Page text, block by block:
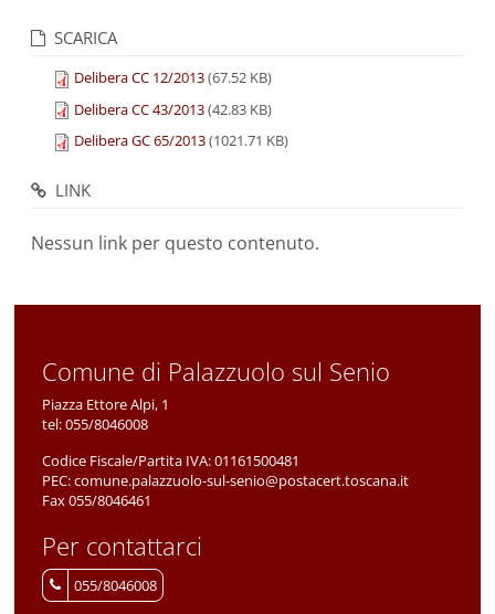
SCARICA
Delibera CC 12/2013(67.52 KB)
Delibera CC 43/2013(42.83 KB)
Delibera GC 65/2013(1021.71 KB)
LINK
Nessun link per questo contenuto.
Comune di Palazzuolo sul Senio
Piazza Ettore Alpi, 1
tel:055/8046008
Codice Fiscale/Partita IVA:01161500481
PEC:comune.palazzuolo-sul-senio@postacert.toscana.it
Fax 055/8046461
Per contattarci
055/8046008